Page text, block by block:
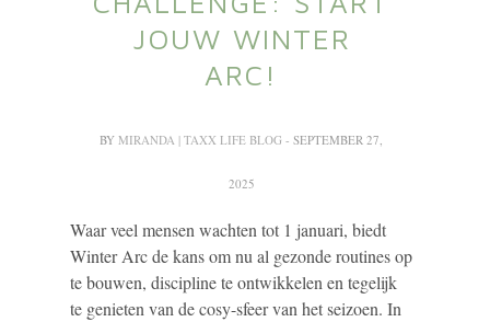
JOUW WINTER
ARC!
BYMIRANDA | TAXX LIFE BLOG- SEPTEMBER 27,
2025
Waar veel mensen wachten tot 1 januari, biedt
Winter Arc de kans om nu al gezonde routines op
te bouwen, discipline te ontwikkelen en tegelijk
te genieten van de cosy-sfeer van het seizoen. In